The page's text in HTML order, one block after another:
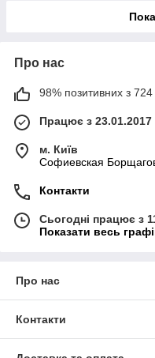
Про нас
98% позитивних з 724
Працює з 23.01.2017
м. Київ
Софиевская
Контакти
Сьогодні працює з
Показати весь
Про нас
Контакти